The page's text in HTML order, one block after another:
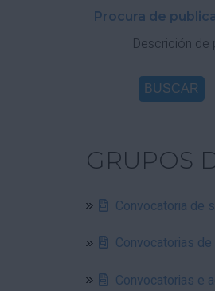
Procura de
Descrición de
GRUPOS
Convocatoria de
Convocatorias
Convocatorias e